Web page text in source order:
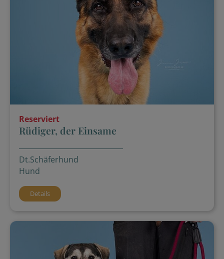
Reserviert
Rüdiger, der Einsame
Dt.Schäferhund
Hund
Details